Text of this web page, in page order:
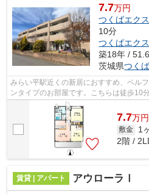
7.7万円
つくばエク
10分
つくばエク
築18年 /
茨城県つく
みらい平駅近くの新居におすすめ、ベル
ンタイプのお部屋です。こちらは徒歩10
い市にあるみらい平周辺でお住まいを...
7.7万円
敷金 1
2階 /
賃貸 | アパート アウローラⅠ